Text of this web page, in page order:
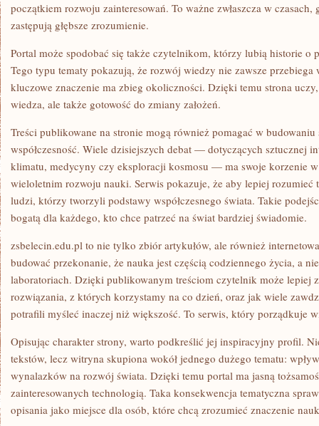
początkiem rozwoju zainteresowań. To ważne zwłaszcza w
zastępują głębsze zrozumienie.
Portal może spodobać się także czytelnikom, którzy lubią historie o
Tego typu tematy pokazują, że rozwój wiedzy nie zawsze przebiega
kluczowe znaczenie ma zbieg okoliczności. Dzięki temu strona
wiedza, ale także gotowość do zmiany założeń.
Treści publikowane na stronie mogą również pomagać w budowaniu
współczesność. Wiele dzisiejszych debat — dotyczących sztucznej
klimatu, medycyny czy eksploracji kosmosu — ma swoje korzenie
wieloletnim rozwoju nauki. Serwis pokazuje, że aby lepiej rozumieć
ludzi, którzy tworzyli podstawy współczesnego świata. Takie
bogatą dla każdego, kto chce patrzeć na świat bardziej świadomie.
zsbelecin.edu.pl to nie tylko zbiór artykułów, ale również
budować przekonanie, że nauka jest częścią codziennego życia, a
laboratoriach. Dzięki publikowanym treściom czytelnik może lepiej
rozwiązania, z których korzystamy na co dzień, oraz jak wiele
potrafili myśleć inaczej niż większość. To serwis, który porządkuje
Opisując charakter strony, warto podkreślić jej inspiracyjny profil.
tekstów, lecz witryna skupiona wokół jednego dużego tematu:
wynalazków na rozwój świata. Dzięki temu portal ma jasną
zainteresowanych technologią. Taka konsekwencja tematyczna
opisania jako miejsce dla osób, które chcą zrozumieć znaczenie